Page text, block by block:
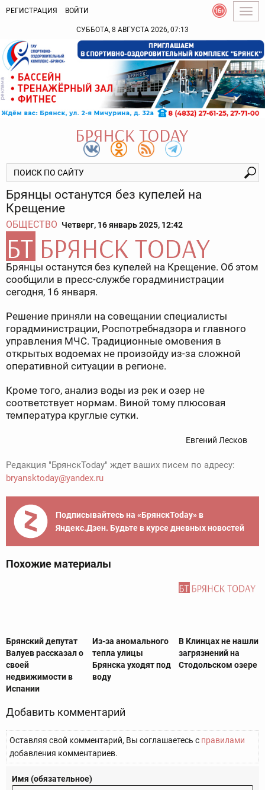
РЕГИСТРАЦИЯ ВОЙТИ
СУББОТА, 8 АВГУСТА 2026, 07:13
Брянцы останутся без купелей на
Крещение
ОБЩЕСТВО Четверг, 16 январь 2025, 12:42
Брянцы останутся без купелей на Крещение. Об этом
сообщили в пресс-службе горадминистрации
сегодня, 16 января.
Решение приняли на совещании специалисты
горадминистрации, Роспотребнадзора и главного
управления МЧС. Традиционные омовения в
открытых водоемах не произойду из-за сложной
оперативной ситуации в регионе.
Кроме того, анализ воды из рек и озер не
соответствует нормам. Виной тому плюсовая
температура круглые сутки.
Евгений Лесков
Редакция "БрянскToday" ждет ваших писем по адресу:
bryansktoday@yandex.ru
Подписывайтесь на «БрянскToday» в
Яндекс.Дзен. Будьте в курсе дневных новостей
Похожие материалы
Брянский депутат
Валуев рассказал о
своей
недвижимости в
Испании
Из-за аномального
тепла улицы
Брянска уходят под
воду
В Клинцах не нашли
загрязнений на
Стодольском озере
Добавить комментарий
Оставляя свой комментарий, Вы соглашаетесь с правилами
добавления комментариев.
Имя (обязательное)